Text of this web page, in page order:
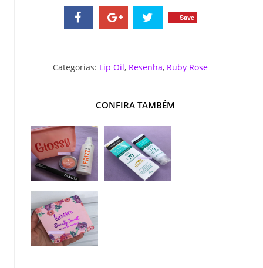
Save
Categorias: Lip Oil, Resenha, Ruby Rose
CONFIRA TAMBÉM